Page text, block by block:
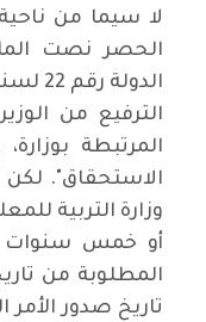
لا سيما من
الحصر نصت
الترفيع من
المرتبطة
الاستحقاق".
وزارة التربية
أو خمس سنوات
المطلوبة من
تاريخ صدور الأمر